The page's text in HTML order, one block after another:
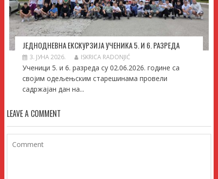
ЈЕДНОДНЕВНА ЕКСКУРЗИЈА УЧЕНИКА 5. И 6. РАЗРЕДА
3. ЈУНА 2026. ISKRICA RADONJIĆ
Ученици 5. и 6. разреда су 02.06.2026. године са
својим одељењским старешинама провели
садржајан дан на...
LEAVE A COMMENT